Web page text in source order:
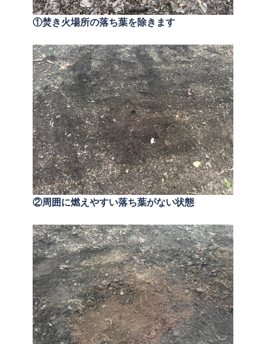
①焚き火場所の落ち葉を除きます
②周囲に燃えやすい落ち葉がない状態